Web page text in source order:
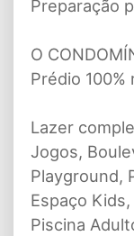
Preparação
O
Prédio
Lazer
Jogos,
Playground,
Espaço
Piscina